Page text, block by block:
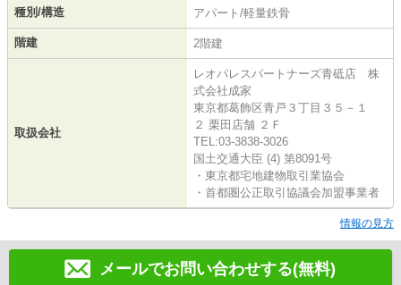
種別/構造 アパート/軽量鉄骨
階建 2階建
取扱会社
レオパレスパートナーズ青砥店 株
式会社成家
東京都葛飾区青戸３丁目３５－１
２ 栗田店舗 ２Ｆ
TEL:03-3838-3026
国土交通大臣 (4) 第8091号
・東京都宅地建物取引業協会
・首都圏公正取引協議会加盟事業者
情報の見方
メールでお問い合わせする(無料)